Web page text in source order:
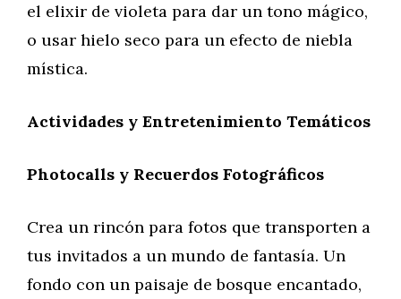
el elixir de violeta para dar un tono mágico,
o usar hielo seco para un efecto de niebla
mística.
Actividades y Entretenimiento Temáticos
Photocalls y Recuerdos Fotográficos
Crea un rincón para fotos que transporten a
tus invitados a un mundo de fantasía. Un
fondo con un paisaje de bosque encantado,